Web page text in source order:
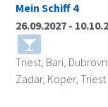
Mein Schiff 4
26.09.2027 -
Triest, Bari,
Zadar, Koper, Triest